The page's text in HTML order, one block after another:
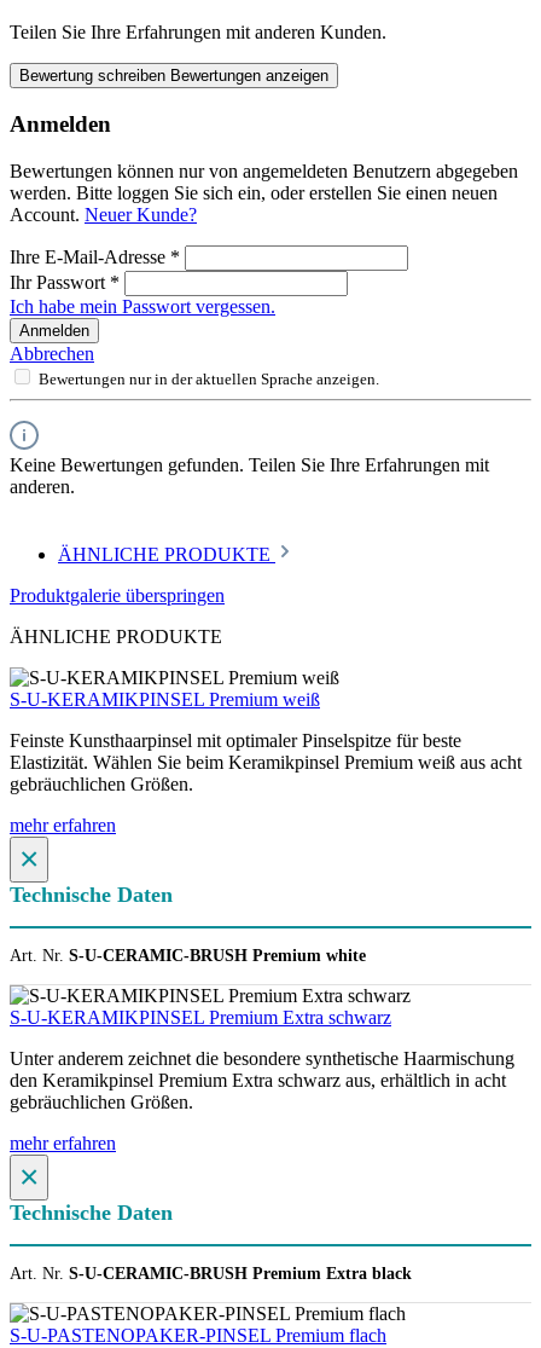
Teilen Sie Ihre Erfahrungen mit anderen Kunden.
Bewertung schreiben Bewertungen anzeigen
Anmelden
Bewertungen können nur von angemeldeten Benutzern abgegeben
werden. Bitte loggen Sie sich ein, oder erstellen Sie einen neuen
Account. Neuer Kunde?
Ihre E-Mail-Adresse *
Ihr Passwort *
Ich habe mein Passwort vergessen.
Anmelden
Abbrechen
Bewertungen nur in der aktuellen Sprache anzeigen.
Keine Bewertungen gefunden. Teilen Sie Ihre Erfahrungen mit
anderen.
ÄHNLICHE PRODUKTE
Produktgalerie überspringen
ÄHNLICHE PRODUKTE
S-U-KERAMIKPINSEL Premium weiß
Feinste Kunsthaarpinsel mit optimaler Pinselspitze für beste
Elastizität. Wählen Sie beim Keramikpinsel Premium weiß aus acht
gebräuchlichen Größen.
mehr erfahren
×
Technische Daten
Art. Nr. S-U-CERAMIC-BRUSH Premium white
S-U-KERAMIKPINSEL Premium Extra schwarz
Unter anderem zeichnet die besondere synthetische Haarmischung
den Keramikpinsel Premium Extra schwarz aus, erhältlich in acht
gebräuchlichen Größen.
mehr erfahren
×
Technische Daten
Art. Nr. S-U-CERAMIC-BRUSH Premium Extra black
S-U-PASTENOPAKER-PINSEL Premium flach